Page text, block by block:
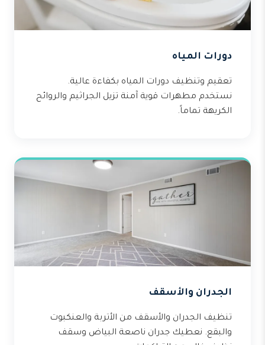
دورات المياه
تعقيم وتنظيف دورات المياه بكفاءة عالية.
نستخدم مطهرات قوية آمنة تزيل الجراثيم والروائح
الكريهة تماماً.
الجدران والأسقف
تنظيف الجدران والأسقف من الأتربة والعنكبوت
والبقع. نعطيك جدران ناصعة البياض وسقف